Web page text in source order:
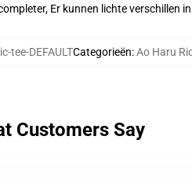
Er kunnen lichte verschillen
tee-DEFAULTCategorieën:Ao Haru
Customers Say